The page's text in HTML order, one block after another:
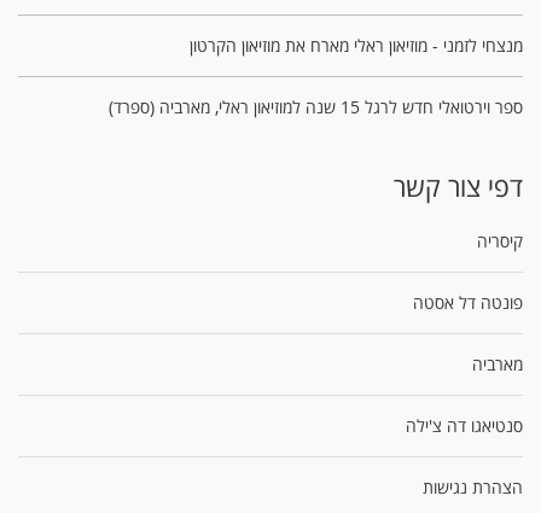
מנצחי לזמני - מוזיאון ראלי מארח את מוזיאון הקרטון
ספר וירטואלי חדש לרגל 15 שנה למוזיאון ראלי, מארביה (ספרד)
דפי צור קשר
קיסריה
פונטה דל אסטה
מארביה
סנטיאגו דה צ'ילה
הצהרת נגישות